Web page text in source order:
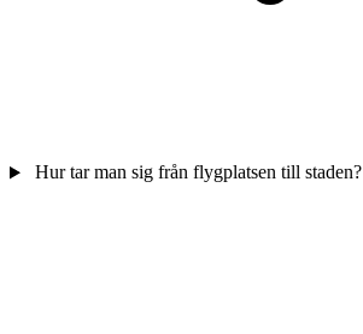
Hur tar man sig från flygplatsen till staden?